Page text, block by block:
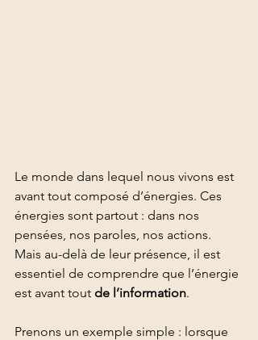
Le monde dans lequel nous vivons est
avant tout composé d’énergies. Ces
énergies sont partout : dans nos
pensées, nos paroles, nos actions.
Mais au-delà de leur présence, il est
essentiel de comprendre que l’énergie
est avant tout de l’information.
Prenons un exemple simple : lorsque